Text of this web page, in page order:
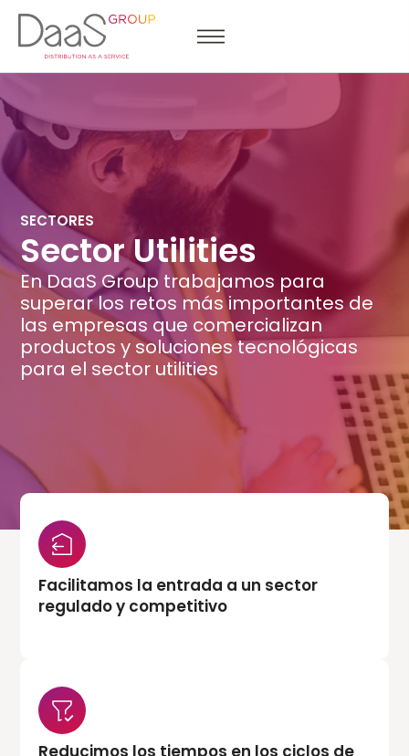
SECTORES
Sector Utilities
En DaaS Group trabajamos para
superar los retos más importantes de
las empresas que comercializan
productos y soluciones tecnológicas
para el sector utilities
Facilitamos la entrada a un sector
regulado y competitivo
Reducimos los tiempos en los ciclos de